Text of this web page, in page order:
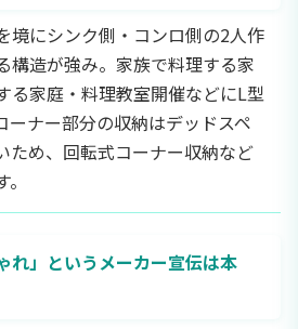
境にシンク側・コンロ側の2人作
構造が強み。家族で料理する家
る家庭・料理教室開催などにL型
ーナー部分の収納はデッドスペ
ため、回転式コーナー収納など
れ」というメーカー宣伝は本